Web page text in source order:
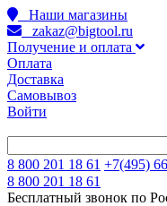
Наши магазины
zakaz@bigtool.ru
Получение и оплата
Оплата
Доставка
Самовывоз
Войти
8 800 201 18 61 +7(495)
8 800 201 18 61
Бесплатный звонок по